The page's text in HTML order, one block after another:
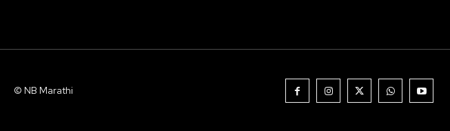
© NB Marathi